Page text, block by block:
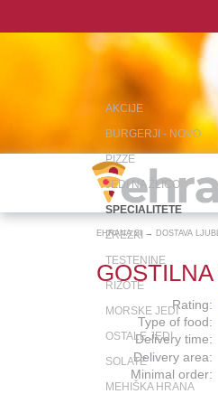
EHRANA.SI → DOSTAVA
Rating:
Type of food:
Delivery time:
Delivery area:
Minimal order:
AKCIJE
BURGERJI - NOVO
PIZZE
JEDI NA ŽLICO
SPECIALITETE
ZREZKI
TESTENINE
RIŽOTE
MORSKE JEDI
OSTALE JEDI
SOLATE
MEHIŠKA HRANA